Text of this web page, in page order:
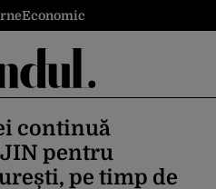
Economic
continuă
pentru
pe timp de